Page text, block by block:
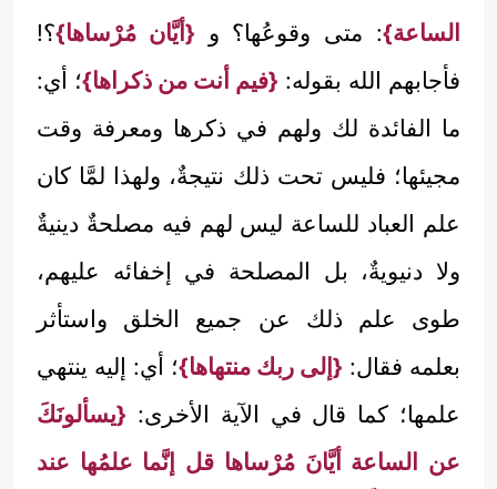
الساعة}: متى وقوعُها؟ و {أيَّان مُرْساها}؟!
فأجابهم الله بقوله: {فيم أنت من ذكراها}؛ أي:
ما الفائدة لك ولهم في ذكرها ومعرفة وقت
مجيئها؛ فليس تحت ذلك نتيجةٌ، ولهذا لمَّا كان
علم العباد للساعة ليس لهم فيه مصلحةٌ دينيةٌ
ولا دنيويةٌ، بل المصلحة في إخفائه عليهم،
طوى علم ذلك عن جميع الخلق واستأثر
بعلمه فقال: {إلى ربك منتهاها}؛ أي: إليه ينتهي
علمها؛ كما قال في الآية الأخرى: {يسألونَكَ
عن الساعة أيَّانَ مُرْساها قل إنَّما علمُها عند